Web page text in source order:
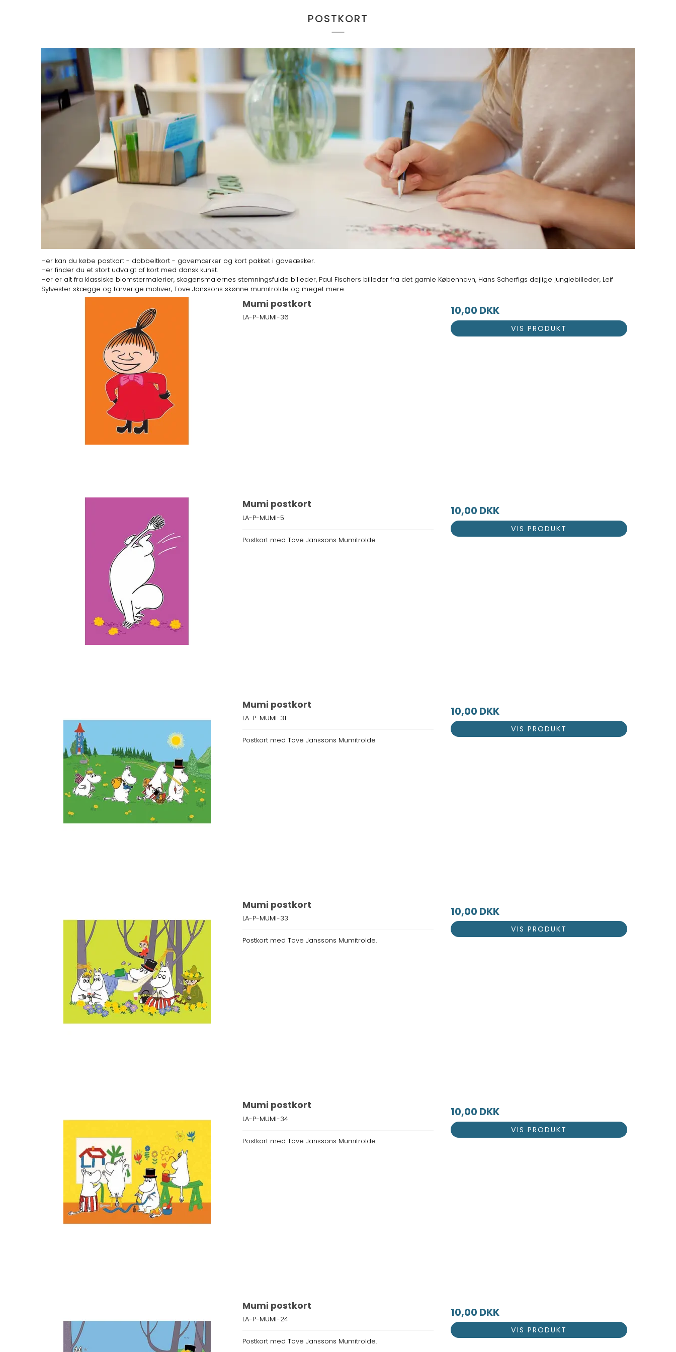
POSTKORT
Her kan du købe postkort - dobbeltkort - gavemærker og kort pakket i gaveæsker.
Her finder du et stort udvalgt af kort med dansk kunst.
Her er alt fra klassiske blomstermalerier, skagensmalernes stemningsfulde billeder, Paul Fischers billeder fra det gamle København, Hans Scherfigs dejlige junglebilleder, Leif
Sylvester skægge og farverige motiver, Tove Janssons skønne mumitrolde og meget mere.
Mumi postkort
LA-P-MUMI-36 10,00 DKK
VIS PRODUKT
Mumi postkort
LA-P-MUMI-5
Postkort med Tove Janssons Mumitrolde
10,00 DKK
VIS PRODUKT
Mumi postkort
LA-P-MUMI-31
Postkort med Tove Janssons Mumitrolde
10,00 DKK
VIS PRODUKT
Mumi postkort
LA-P-MUMI-33
Postkort med Tove Janssons Mumitrolde.
10,00 DKK
VIS PRODUKT
Mumi postkort
LA-P-MUMI-34
Postkort med Tove Janssons Mumitrolde.
10,00 DKK
VIS PRODUKT
Mumi postkort
LA-P-MUMI-24
Postkort med Tove Janssons Mumitrolde.
10,00 DKK
VIS PRODUKT